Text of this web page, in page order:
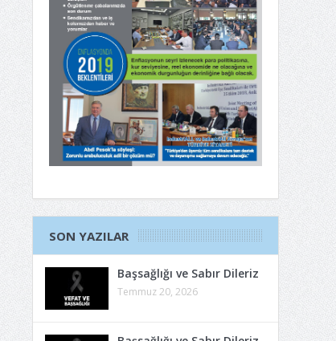
SON YAZILAR
Başsağlığı ve Sabır Dileriz
Temmuz 20, 2026